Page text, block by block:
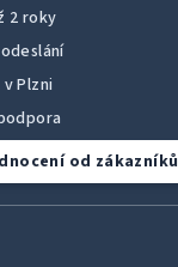
2 roky
Plzni
od zákazníků